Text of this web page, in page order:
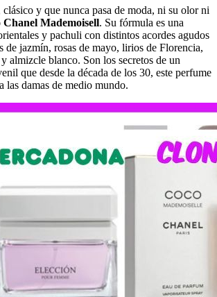
y que nunca pasa de moda, ni su olor ni
Chanel Mademoisell. Su fórmula es una
y pachuli con distintos acordes agudos
de jazmín, rosas de mayo, lirios de Florencia,
almizcle blanco. Son los secretos de un
que desde la década de los 30, este perfume
las damas de medio mundo.